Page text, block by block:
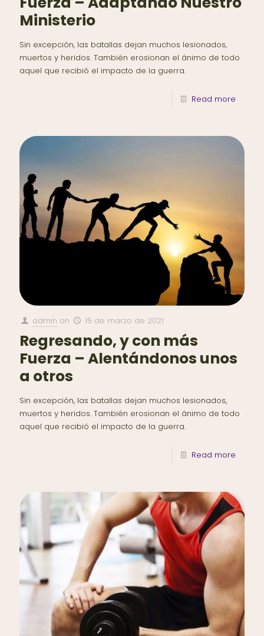
Ministerio
Sin excepción, las batallas dejan muchos lesionados,
muertos y heridos. También erosionan el ánimo de todo
aquel que recibió el impacto de la guerra.
Read more
admin on 15 de marzo de 2021
Regresando, y con más
Fuerza – Alentándonos unos
a otros
Sin excepción, las batallas dejan muchos lesionados,
muertos y heridos. También erosionan el ánimo de todo
aquel que recibió el impacto de la guerra.
Read more